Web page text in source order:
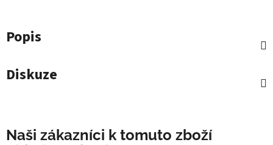
Popis
Diskuze
Naši zákazníci k tomuto zboží